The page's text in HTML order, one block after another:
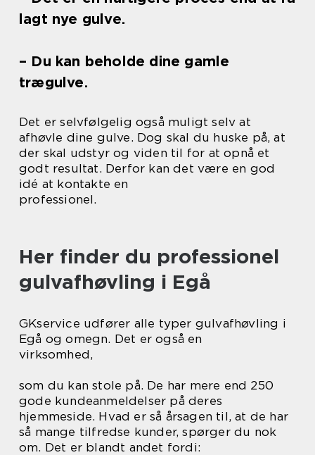
lagt nye gulve.
– Du kan beholde dine gamle
trægulve.
Det er selvfølgelig også muligt selv at
afhøvle dine gulve. Dog skal du huske på, at
der skal udstyr og viden til for at opnå et
godt resultat. Derfor kan det være en god
idé at kontakte en
professionel.
Her finder du professionel
gulvafhøvling i Egå
GKservice udfører alle typer gulvafhøvling i
Egå og omegn. Det er også en
virksomhed,
som du kan stole på. De har mere end 250
gode kundeanmeldelser på deres
hjemmeside. Hvad er så årsagen til, at de har
så mange tilfredse kunder, spørger du nok
om. Det er blandt andet fordi: